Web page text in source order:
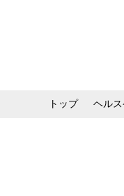
トップ ヘル